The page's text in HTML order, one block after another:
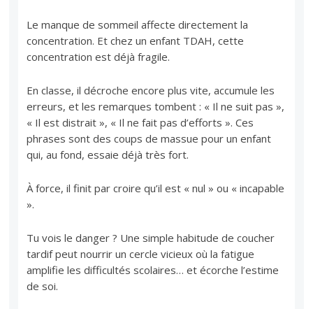
Le manque de sommeil affecte directement la
concentration. Et chez un enfant TDAH, cette
concentration est déjà fragile.
En classe, il décroche encore plus vite, accumule les
erreurs, et les remarques tombent : « Il ne suit pas »,
« Il est distrait », « Il ne fait pas d’efforts ». Ces
phrases sont des coups de massue pour un enfant
qui, au fond, essaie déjà très fort.
À force, il finit par croire qu’il est « nul » ou « incapable
».
Tu vois le danger ? Une simple habitude de coucher
tardif peut nourrir un cercle vicieux où la fatigue
amplifie les difficultés scolaires… et écorche l’estime
de soi.